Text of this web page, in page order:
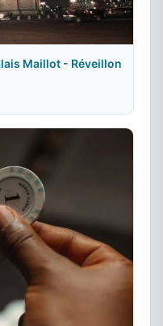
Maillot - Réveillon